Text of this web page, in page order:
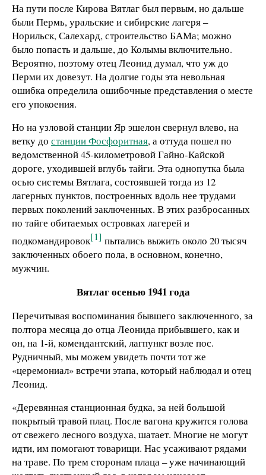
На пути после Кирова Вятлаг был первым, но дальше
были Пермь, уральские и сибирские лагеря –
Норильск, Салехард, строительство БАМа; можно
было попасть и дальше, до Колымы включительно.
Вероятно, поэтому отец Леонид думал, что уж до
Перми их довезут. На долгие годы эта невольная
ошибка определила ошибочные представления о месте
его упокоения.
Но на узловой станции Яр эшелон свернул влево, на
ветку до станции Фосфоритная, а оттуда пошел по
ведомственной 45-километровой Гайно-Кайской
дороге, уходившей вглубь тайги. Эта однопутка была
осью системы Вятлага, состоявшей тогда из 12
лагерных пунктов, построенных вдоль нее трудами
первых поколений заключенных. В этих разбросанных
по тайге обитаемых островках лагерей и
подкомандировок[1] пытались выжить около 20 тысяч
заключенных обоего пола, в основном, конечно,
мужчин.
Вятлаг осенью 1941 года
Перечитывая воспоминания бывшего заключенного, за
полтора месяца до отца Леонида прибывшего, как и
он, на 1-й, комендантский, лагпункт возле пос.
Рудничный, мы можем увидеть почти тот же
«церемониал» встречи этапа, который наблюдал и отец
Леонид.
«Деревянная станционная будка, за ней большой
покрытый травой плац. После вагона кружится голова
от свежего лесного воздуха, шатает. Многие не могут
идти, им помогают товарищи. Нас усаживают рядами
на траве. По трем сторонам плаца – уже начинающий